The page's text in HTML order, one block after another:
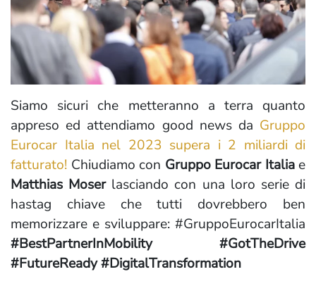
Siamo sicuri che metteranno a terra quanto
appreso ed attendiamo good news da Gruppo
Eurocar Italia nel 2023 supera i 2 miliardi di
fatturato! Chiudiamo con Gruppo Eurocar Italiae
Matthias Moserlasciando con una loro serie di
hastag chiave che tutti dovrebbero ben
memorizzare e sviluppare: #GruppoEurocarItalia
#BestPartnerInMobility #GotTheDrive
#FutureReady #DigitalTransformation